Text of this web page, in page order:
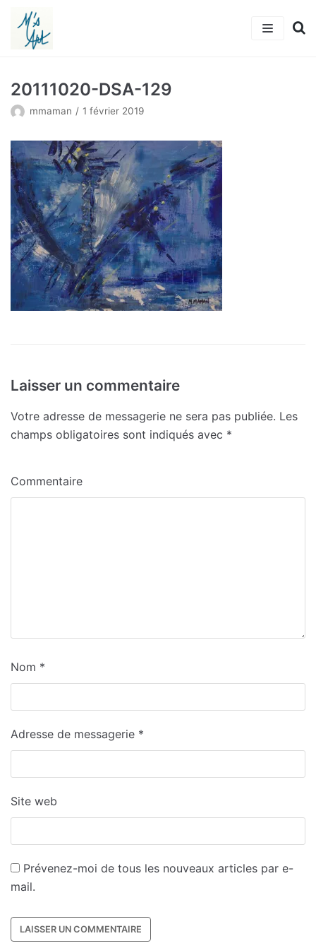
Aller
au
contenu
L’artiste
Tableaux
Actualités
Michkalia’s Art
Adhérer
Contact
20111020-DSA-129
mmaman 1 février 2019
Laisser un commentaire
Votre adresse de messagerie ne sera pas publiée. Les
champs obligatoires sont indiqués avec *
Commentaire
Nom *
Adresse de messagerie *
Site web
Prévenez-moi de tous les nouveaux articles par e-
mail.